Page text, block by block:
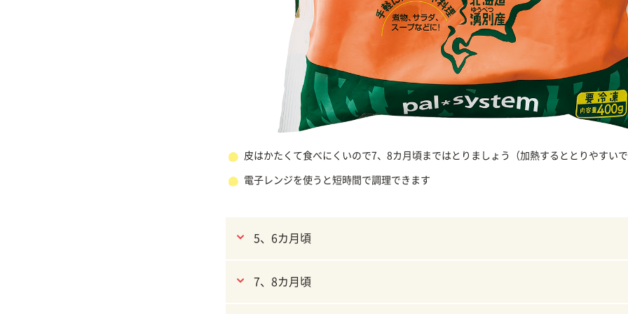
皮はかたくて食べにくいので7、8カ月頃まではとりましょう（加熱するととりやすい
電子レンジを使うと短時間で調理できます
5、6カ月頃
7、8カ月頃